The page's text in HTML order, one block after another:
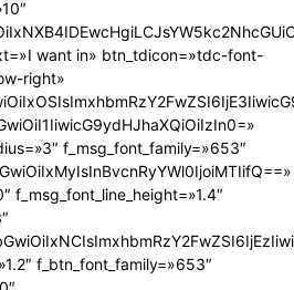
want in» btn_tdicon=»tdc-font-
right»
f_msg_font_family=»653″
f_msg_font_line_height=»1.4″
f_btn_font_family=»653″